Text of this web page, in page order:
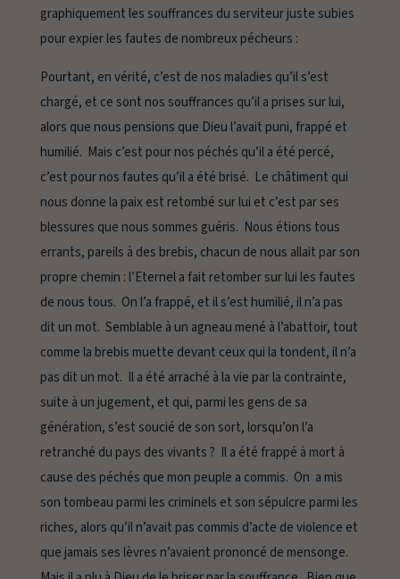
graphiquement les souffrances du serviteur juste subies
pour expier les fautes de nombreux pécheurs :
Pourtant, en vérité, c’est de nos maladies qu’il s’est
chargé, et ce sont nos souffrances qu’il a prises sur lui,
alors que nous pensions que Dieu l’avait puni, frappé et
humilié. Mais c’est pour nos péchés qu’il a été percé,
c’est pour nos fautes qu’il a été brisé. Le châtiment qui
nous donne la paix est retombé sur lui et c’est par ses
blessures que nous sommes guéris. Nous étions tous
errants, pareils à des brebis, chacun de nous allait par son
propre chemin : l’Eternel a fait retomber sur lui les fautes
de nous tous. On l’a frappé, et il s’est humilié, il n’a pas
dit un mot. Semblable à un agneau mené à l’abattoir, tout
comme la brebis muette devant ceux qui la tondent, il n’a
pas dit un mot. Il a été arraché à la vie par la contrainte,
suite à un jugement, et qui, parmi les gens de sa
génération, s’est soucié de son sort, lorsqu’on l’a
retranché du pays des vivants ? Il a été frappé à mort à
cause des péchés que mon peuple a commis. On a mis
son tombeau parmi les criminels et son sépulcre parmi les
riches, alors qu’il n’avait pas commis d’acte de violence et
que jamais ses lèvres n’avaient prononcé de mensonge.